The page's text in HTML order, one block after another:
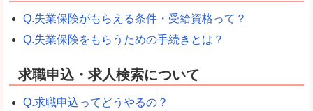
Q.失業保険がもらえる条件・受給資格って？
Q.失業保険をもらうための手続きとは？
求職申込・求人検索について
Q.求職申込ってどうやるの？